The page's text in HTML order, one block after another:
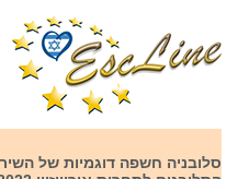
סלובניה חשפה דוגמיות של